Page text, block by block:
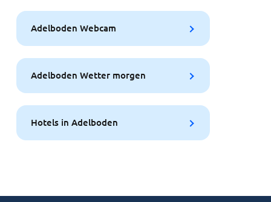
Adelboden Webcam
Adelboden Wetter morgen
Hotels in Adelboden